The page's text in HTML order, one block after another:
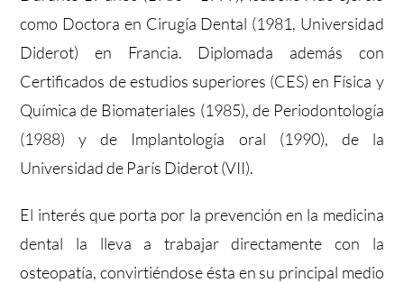
como Doctora en Cirugía Dental (1981, Universidad
Diderot) en Francia. Diplomada además con
Certificados de estudios superiores (CES) en Física y
Química de Biomateriales (1985), de Periodontología
(1988) y de Implantología oral (1990), de la
Universidad de París Diderot (VII).
El interés que porta por la prevención en la medicina
dental la lleva a trabajar directamente con la
osteopatía, convirtiéndose ésta en su principal medio